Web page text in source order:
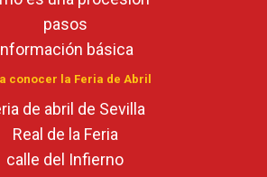
pasos
básica
conocer la Feria de Abril
de abril de Sevilla
Real de la Feria
calle del Infierno